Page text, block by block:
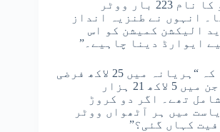
میتھیوز فریرو کا نام 223 بار ووٹر
انہوں نے طنزیہ انداز
الیکشن کمیشن کو اس
ایوارڈ دینا چاہیے۔”
ان کا کہنا تھا کہ “ہریانہ میں 25 لاکھ فرضی
ووٹر پائے گئے جن میں 5 لاکھ 21 ہزار
تھے۔ اگر دو کروڑ
میں ہر آٹھواں ووٹر
کہاں گئی؟”